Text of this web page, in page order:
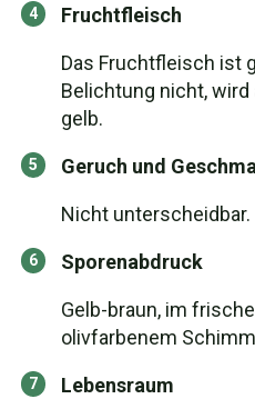
Fruchtfleisch
Das Fruchtfleisch ist
Belichtung nicht,
gelb.
Geruch und
Nicht unterscheidbar.
Sporenabdruck
Gelb-braun, im
olivfarbenem
Lebensraum